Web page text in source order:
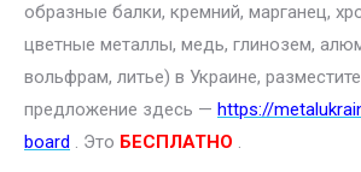
образные балки, кремний, марганец,
цветные металлы, медь, глинозем,
вольфрам, литье) в Украине,
предложение здесь — https://
board . Это БЕСПЛАТНО .